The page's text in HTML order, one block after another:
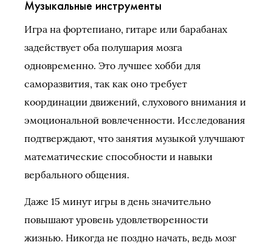
Музыкальные инструменты
Игра на фортепиано, гитаре или барабанах
задействует оба полушария мозга
одновременно. Это лучшее хобби для
саморазвития, так как оно требует
координации движений, слухового внимания и
эмоциональной вовлеченности. Исследования
подтверждают, что занятия музыкой улучшают
математические способности и навыки
вербального общения.
Даже 15 минут игры в день значительно
повышают уровень удовлетворенности
жизнью. Никогда не поздно начать, ведь мозг